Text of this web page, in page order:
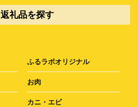
返礼品を探す
ふるラボオリジナル
お肉
カニ・エビ